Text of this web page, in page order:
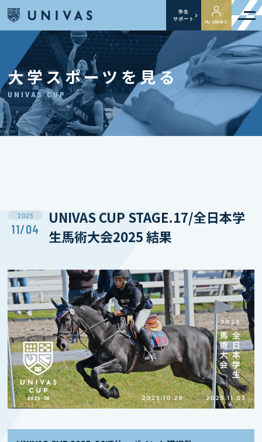
学生
サポート
My UNIVAS
大学スポーツを見る
UNIVAS CUP
2025
11/04
UNIVAS CUP STAGE.17/全日本学
生馬術大会2025 結果